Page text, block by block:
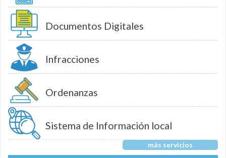
Documentos Digitales
Infracciones
Ordenanzas
Sistema de Información local
más servicios